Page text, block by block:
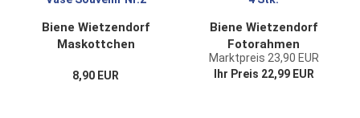
Biene Wietzendorf
Maskottchen
Souvenir Nr.2
8,90 EUR
Biene Wietzendorf
Fotorahmen
Bilderrahmen
Rahmen 4 Stk.
Marktpreis 23,90 EUR
Ihr Preis 22,99 EUR